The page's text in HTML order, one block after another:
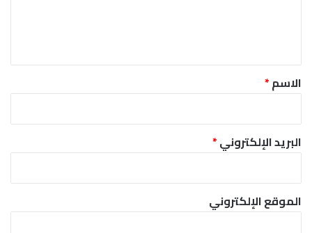
*
الاسم*
البريد الإلكتروني*
الموقع الإلكتروني